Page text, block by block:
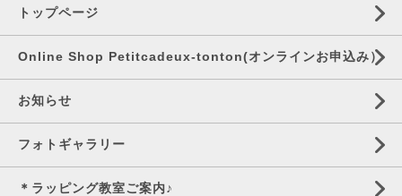
トップページ
Online Shop Petitcadeux-tonton(オンラインお申込み）
お知らせ
フォトギャラリー
＊ラッピング教室ご案内♪